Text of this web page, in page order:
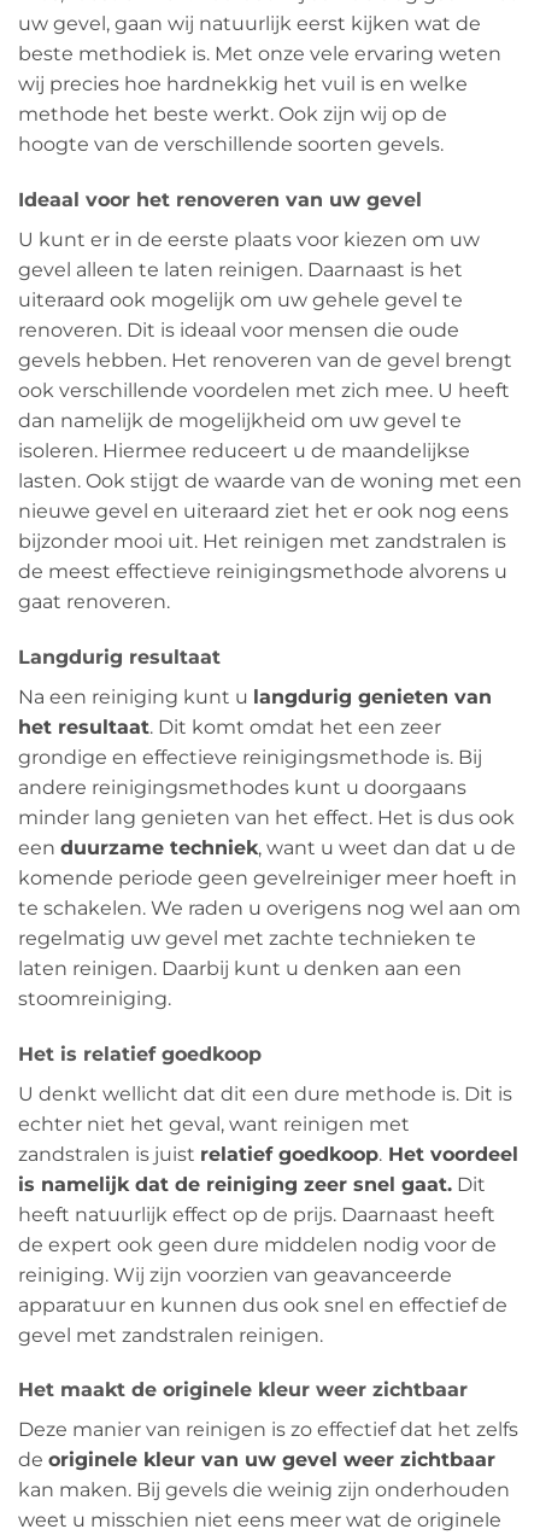
uw gevel, gaan wij natuurlijk eerst kijken wat de
beste methodiek is. Met onze vele ervaring weten
wij precies hoe hardnekkig het vuil is en welke
methode het beste werkt. Ook zijn wij op de
hoogte van de verschillende soorten gevels.
Ideaal voor het renoveren van uw gevel
U kunt er in de eerste plaats voor kiezen om uw
gevel alleen te laten reinigen. Daarnaast is het
uiteraard ook mogelijk om uw gehele gevel te
renoveren. Dit is ideaal voor mensen die oude
gevels hebben. Het renoveren van de gevel brengt
ook verschillende voordelen met zich mee. U heeft
dan namelijk de mogelijkheid om uw gevel te
isoleren. Hiermee reduceert u de maandelijkse
lasten. Ook stijgt de waarde van de woning met een
nieuwe gevel en uiteraard ziet het er ook nog eens
bijzonder mooi uit. Het reinigen met zandstralen is
de meest effectieve reinigingsmethode alvorens u
gaat renoveren.
Langdurig resultaat
Na een reiniging kunt u langdurig genieten van
het resultaat. Dit komt omdat het een zeer
grondige en effectieve reinigingsmethode is. Bij
andere reinigingsmethodes kunt u doorgaans
minder lang genieten van het effect. Het is dus ook
een duurzame techniek, want u weet dan dat u de
komende periode geen gevelreiniger meer hoeft in
te schakelen. We raden u overigens nog wel aan om
regelmatig uw gevel met zachte technieken te
laten reinigen. Daarbij kunt u denken aan een
stoomreiniging.
Het is relatief goedkoop
U denkt wellicht dat dit een dure methode is. Dit is
echter niet het geval, want reinigen met
zandstralen is juist relatief goedkoop. Het voordeel
is namelijk dat de reiniging zeer snel gaat. Dit
heeft natuurlijk effect op de prijs. Daarnaast heeft
de expert ook geen dure middelen nodig voor de
reiniging. Wij zijn voorzien van geavanceerde
apparatuur en kunnen dus ook snel en effectief de
gevel met zandstralen reinigen.
Het maakt de originele kleur weer zichtbaar
Deze manier van reinigen is zo effectief dat het zelfs
de originele kleur van uw gevel weer zichtbaar
kan maken. Bij gevels die weinig zijn onderhouden
weet u misschien niet eens meer wat de originele